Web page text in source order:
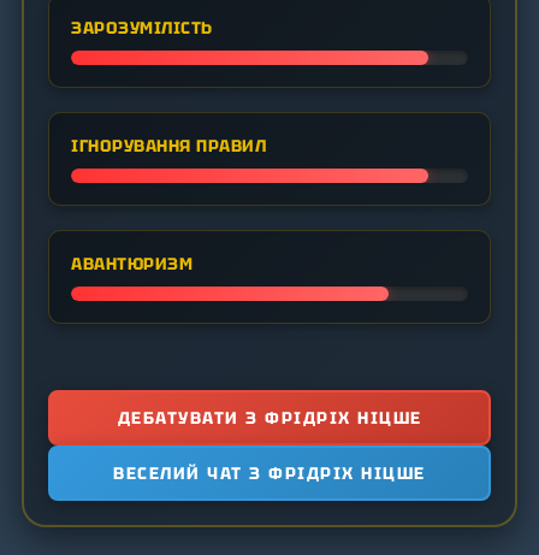
ЗАРОЗУМІЛІСТЬ
ІГНОРУВАННЯ ПРАВИЛ
АВАНТЮРИЗМ
ДЕБАТУВАТИ З ФРІДРІХ НІЦШЕ
ВЕСЕЛИЙ ЧАТ З ФРІДРІХ НІЦШЕ